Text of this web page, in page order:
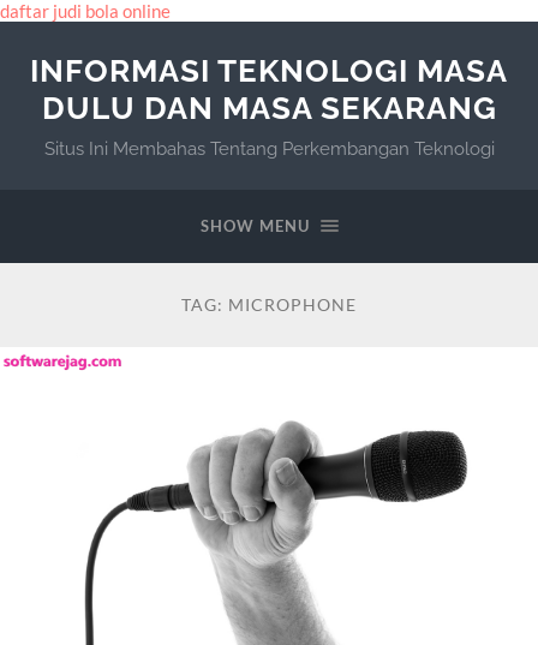
daftar judi bola online
INFORMASI TEKNOLOGI MASA
DULU DAN MASA SEKARANG
Situs Ini Membahas Tentang Perkembangan Teknologi
SHOW MENU
TAG: MICROPHONE